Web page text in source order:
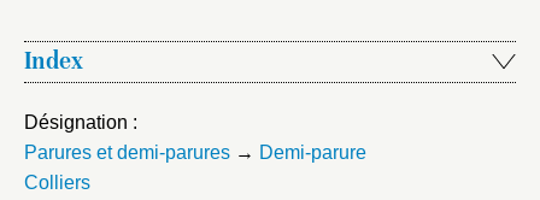
Index
Désignation :
Parures et demi-parures → Demi-parure
Colliers